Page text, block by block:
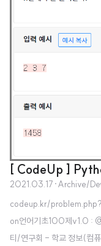
[ CodeUp ]
2021.03.17 ·Archive/
codeup.kr/
on언어기초100제v1.0 :
티/연구회 - 학교 정보(컴